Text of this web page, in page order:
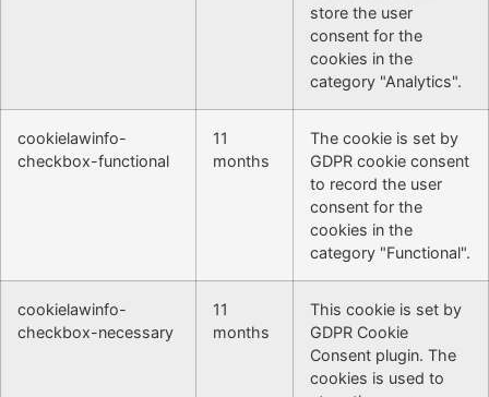
store the user
consent for the
cookies in the
category "Analytics".
cookielawinfo-
checkbox-functional
11
months
The cookie is set by
GDPR cookie consent
to record the user
consent for the
cookies in the
category "Functional".
cookielawinfo-
checkbox-necessary
11
months
This cookie is set by
GDPR Cookie
Consent plugin. The
cookies is used to